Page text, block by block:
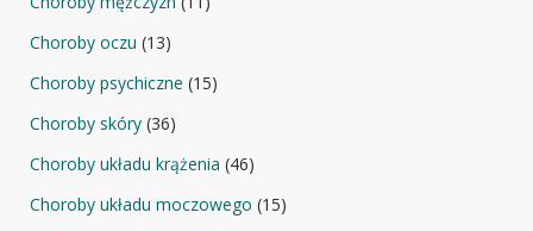
Choroby oczu (13)
Choroby psychiczne (15)
Choroby skóry (36)
Choroby układu krążenia (46)
Choroby układu moczowego (15)